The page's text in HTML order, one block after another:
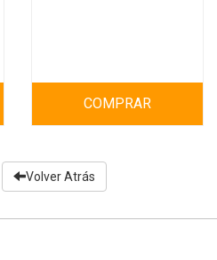
COMPRAR
Volver Atrás